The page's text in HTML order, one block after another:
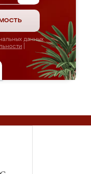
данных